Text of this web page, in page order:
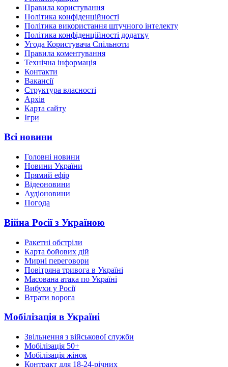
Правила користування
Політика конфіденційності
Політика використання штучного інтелекту
Політика конфіденційності додатку
Угода Користувача Спільноти
Правила коментування
Технічна інформація
Контакти
Вакансії
Структура власності
Архів
Карта сайту
Ігри
Всі новини
Головні новини
Новини України
Прямий ефір
Відеоновини
Аудіоновини
Погода
Війна Росії з Україною
Ракетні обстріли
Карта бойових дій
Мирні переговори
Повітряна тривога в Україні
Масована атака по Україні
Вибухи у Росії
Втрати ворога
Мобілізація в Україні
Звільнення з військової служби
Мобілізація 50+
Мобілізація жінок
Контракт для 18-24-річних